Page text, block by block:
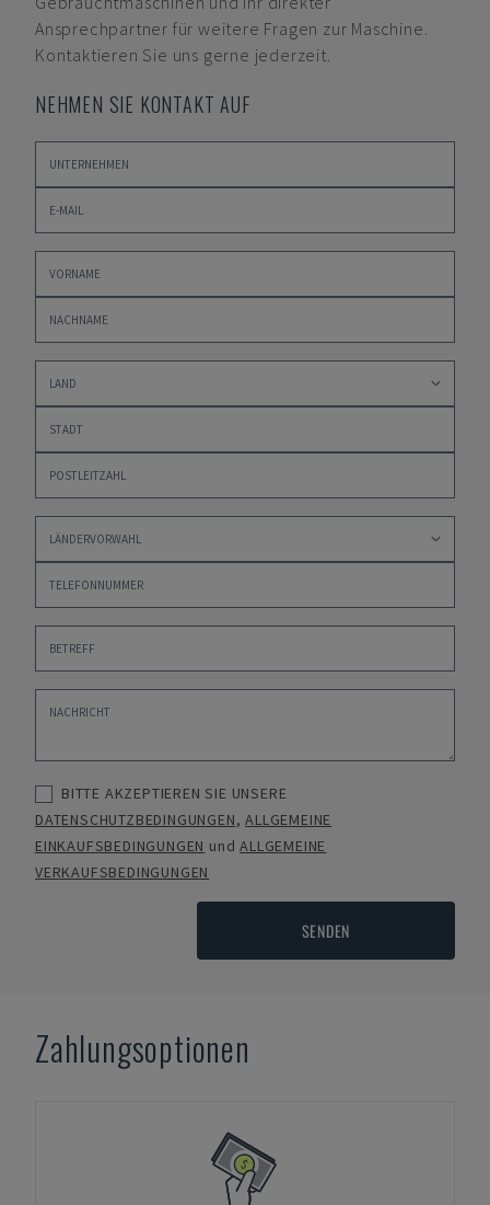
Ansprechpartner für weitere Fragen zur Maschine.
Kontaktieren Sie uns gerne jederzeit.
NEHMEN SIE KONTAKT AUF
BITTE AKZEPTIEREN SIE UNSERE
DATENSCHUTZBEDINGUNGEN,ALLGEMEINE
EINKAUFSBEDINGUNGEN undALLGEMEINE
VERKAUFSBEDINGUNGEN
SENDEN
Zahlungsoptionen